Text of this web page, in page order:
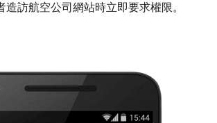
訪航空公司網站時立即要求權限。